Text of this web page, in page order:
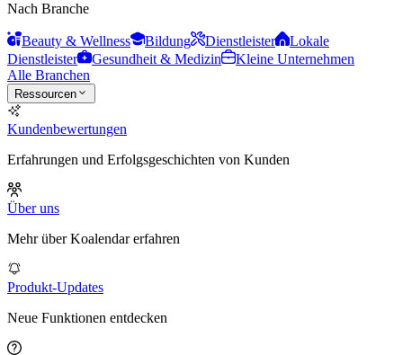
Nach Branche
Beauty & Wellness Bildung Dienstleister
Lokale
Dienstleister
Gesundheit & Medizin
Kleine Unternehmen
Alle Branchen
Ressourcen
Kundenbewertungen
Erfahrungen und Erfolgsgeschichten von Kunden
Über uns
Mehr über Koalendar erfahren
Produkt-Updates
Neue Funktionen entdecken